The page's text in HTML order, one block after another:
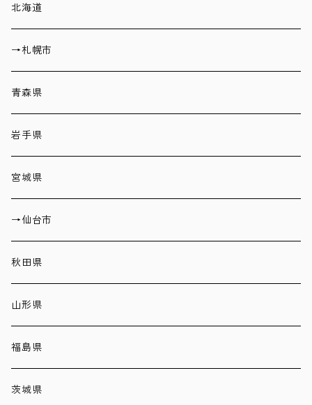
北海道
→札幌市
青森県
岩手県
宮城県
→仙台市
秋田県
山形県
福島県
茨城県